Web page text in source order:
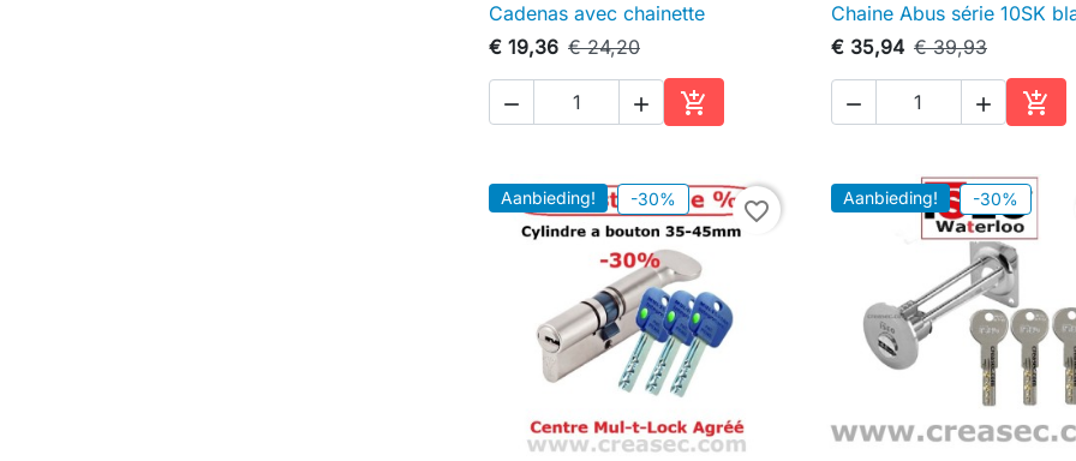
 Snel bekijken
Cadenas avec chainette
€ 19,36 € 24,20
  
In winkelwagen
 Snel bekijken
Chaine Abus série 10SK
€ 35,94 € 39,93
  
In
Aanbieding! -30% favorite_border Aanbieding! -30%